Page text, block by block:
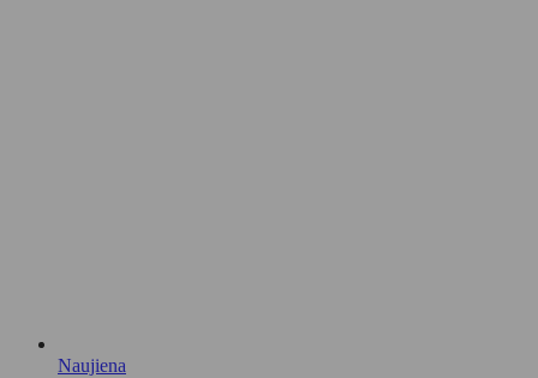
Naujiena